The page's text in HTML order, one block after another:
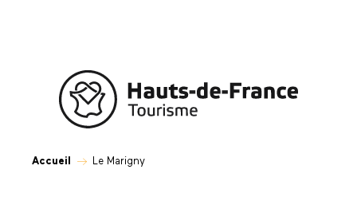
Accueil Le Marigny